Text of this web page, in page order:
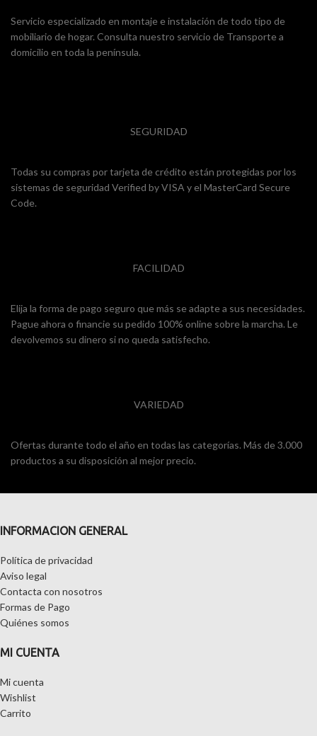
Servicio especializado en montaje e instalación de todo tipo de
mobiliario de hogar. Consulta nuestro servicio de Transporte a
domicilio en toda la península.
SEGURIDAD
Todas su compras por tarjeta de crédito están protegidas por los
sistemas de seguridad Verified by VISA y el MasterCard Secure
Code.
FACILIDAD
Elija la forma de pago seguro que más se adapte a sus necesidades.
Pague ahora o financie su pedido 100% online sobre la marcha. Le
devolvemos su dinero si no queda satisfecho.
VARIEDAD
Ofertas durante todo el año en todas las categorías. Más de 3.000
productos a su disposición al mejor precio.
INFORMACION GENERAL
Política de privacidad
Aviso legal
Contacta con nosotros
Formas de Pago
Quiénes somos
MI CUENTA
Mi cuenta
Wishlist
Carrito